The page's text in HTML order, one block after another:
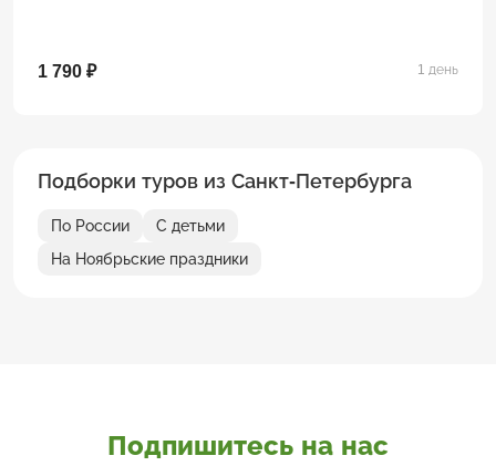
1 790 ₽ 1 день
Подборки туров из Санкт-Петербурга
По России
С детьми
На Ноябрьские праздники
Подпишитесь на нас